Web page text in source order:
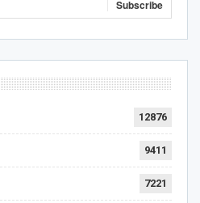
Subscribe
12876
9411
7221